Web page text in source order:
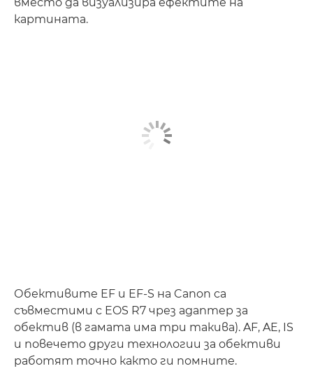
картината.
Обективите EF и EF-S на Canon са
съвместими с EOS R7 чрез адаптер за
обектив (в гамата има три такива). AF, AE, IS
и повечето други технологии за обективи
работят точно както ги помните.